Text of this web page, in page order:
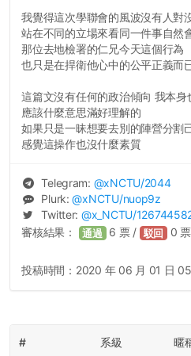
我覺得這次學聯會的風波沒有人對
站在不同的立場來看同一件事自然
那位去地檢署的仁兄今天這個行為
也只是在捍衛他心中的公平正義而
這篇文沒有任何的政治傾向 我本
應該什麼意思滿好理解的
如果只是一昧想要去別的陣營分割
感覺這操作也沒什麼素質
Telegram: @xNCTU/2044
Plurk:@xNCTU/nuop9z
Twitter: @x_NCTU/
審核結果： 通過 6 票 / 駁回 0 票
投稿時間： 2020 年 06 月 01 日
# 系級 暱